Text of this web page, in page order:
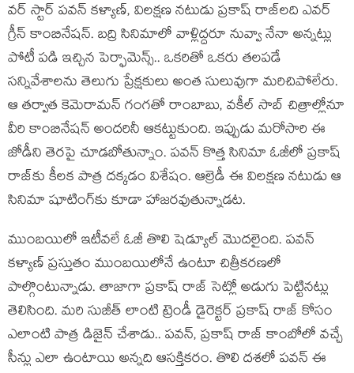
వ‌ర్ స్టార్ ప‌వ‌న్ క‌ళ్యాణ్‌, విల‌క్ష‌ణ న‌టుడు ప్ర‌కాష్ రాజ్‌ల‌ది ఎవ‌ర్
గ్రీన్ కాంబినేష‌న్. బ‌ద్రి సినిమాలో వాళ్లిద్ద‌రూ నువ్వా నేనా అన్న‌ట్లు
పోటీ ప‌డి ఇచ్చిన పెర్ఫామెన్స్.. ఒక‌రితో ఒక‌రు త‌ల‌ప‌డే
స‌న్నివేశాల‌ను తెలుగు ప్రేక్ష‌కులు అంత సులువుగా మ‌రిచిపోలేరు.
ఆ త‌ర్వాత కెమెరామ‌న్ గంగ‌తో రాంబాబు, వ‌కీల్ సాబ్ చిత్రాల్లోనూ
వీరి కాంబినేష‌న్ అంద‌రినీ ఆక‌ట్టుకుంది. ఇప్పుడు మ‌రోసారి ఈ
జోడీని తెర‌పై చూడ‌బోతున్నాం. ప‌వ‌న్ కొత్త సినిమా ఓజీలో ప్ర‌కాష్
రాజ్‌కు కీల‌క పాత్ర ద‌క్క‌డం విశేషం. ఆల్రెడీ ఈ విల‌క్ష‌ణ న‌టుడు ఆ
సినిమా షూటింగ్‌కు కూడా హాజ‌ర‌వుతున్నాడ‌ట‌.
ముంబ‌యిలో ఇటీవ‌లే ఓజీ తొలి షెడ్యూల్ మొద‌లైంది. ప‌వ‌న్
క‌ళ్యాణ్ ప్ర‌స్తుతం ముంబ‌యిలోనే ఉంటూ చిత్రీక‌ర‌ణ‌లో
పాల్గొంటున్నాడు. తాజాగా ప్ర‌కాష్ రాజ్ సెట్లో అడుగు పెట్టిన‌ట్లు
తెలిసింది. మ‌రి సుజీత్ లాంటి ట్రెండీ డైరెక్ట‌ర్ ప్ర‌కాష్ రాజ్ కోసం
ఎలాంటి పాత్ర డిజైన్ చేశాడు.. ప‌వ‌న్‌, ప్ర‌కాష్ రాజ్ కాంబోలో వ‌చ్చే
సీన్లు ఎలా ఉంటాయి అన్న‌ది ఆస‌క్తిక‌రం. తొలి ద‌శ‌లో ప‌వ‌న్ ఈ